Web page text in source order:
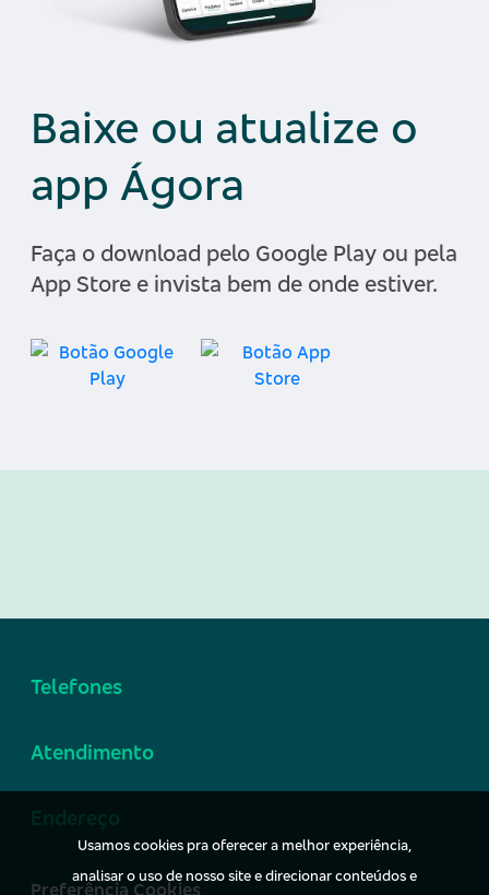
Baixe ou atualize o
app Ágora
Faça o download pelo Google Play ou pela
App Store e invista bem de onde estiver.
Telefones
Atendimento
Endereço
Preferência Cookies
Usamos cookies pra oferecer a melhor experiência,
analisar o uso de nosso site e direcionar conteúdos e